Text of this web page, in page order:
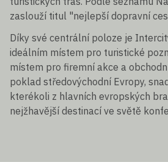
zaslouží titul "nejlepší dopravní
Díky své centrální poloze je
ideálním místem pro turistické
místem pro firemní akce a
poklad středovýchodní Evropy,
kterékoli z hlavních evropských
nejžhavější destinací ve světě